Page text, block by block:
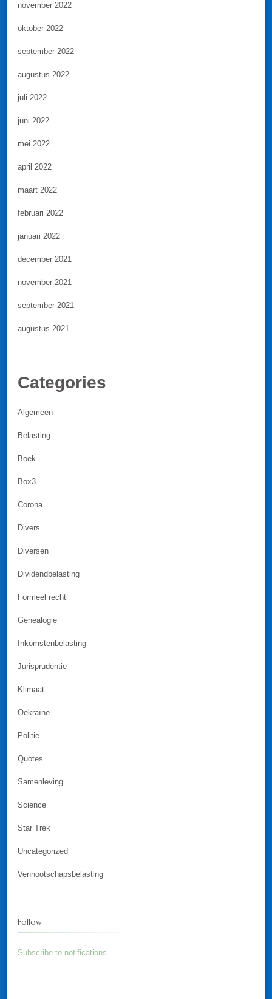
november 2022
oktober 2022
september 2022
augustus 2022
juli 2022
juni 2022
mei 2022
april 2022
maart 2022
februari 2022
januari 2022
december 2021
november 2021
september 2021
augustus 2021
Categories
Algemeen
Belasting
Boek
Box3
Corona
Divers
Diversen
Dividendbelasting
Formeel recht
Genealogie
Inkomstenbelasting
Jurisprudentie
Klimaat
Oekraïne
Politie
Quotes
Samenleving
Science
Star Trek
Uncategorized
Vennootschapsbelasting
Follow
Subscribe to notifications